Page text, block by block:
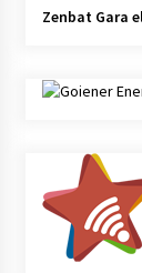
Zenbat Gara